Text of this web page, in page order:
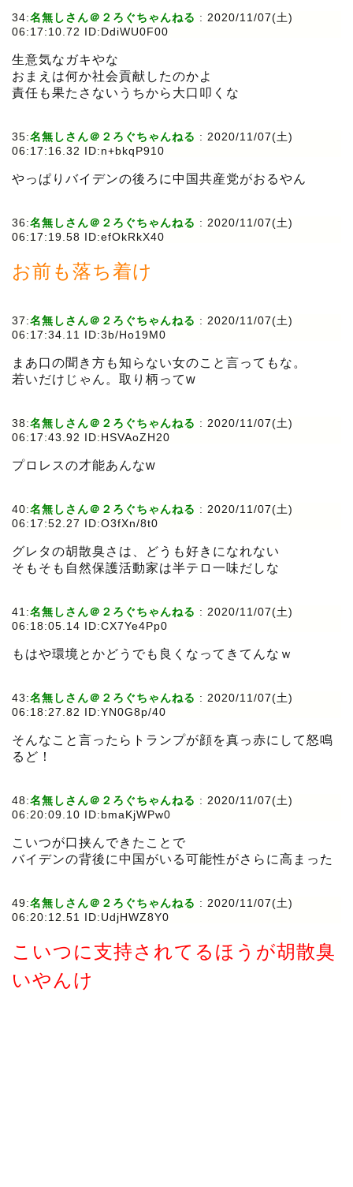
34:名無しさん＠２ろぐちゃんねる : 2020/11/07(土)
06:17:10.72 ID:DdiWU0F00
生意気なガキやな
おまえは何か社会貢献したのかよ
責任も果たさないうちから大口叩くな
35:名無しさん＠２ろぐちゃんねる : 2020/11/07(土)
06:17:16.32 ID:n+bkqP910
やっぱりバイデンの後ろに中国共産党がおるやん
36:名無しさん＠２ろぐちゃんねる : 2020/11/07(土)
06:17:19.58 ID:efOkRkX40
お前も落ち着け
37:名無しさん＠２ろぐちゃんねる : 2020/11/07(土)
06:17:34.11 ID:3b/Ho19M0
まあ口の聞き方も知らない女のこと言ってもな。
若いだけじゃん。取り柄ってw
38:名無しさん＠２ろぐちゃんねる : 2020/11/07(土)
06:17:43.92 ID:HSVAoZH20
プロレスの才能あんなw
40:名無しさん＠２ろぐちゃんねる : 2020/11/07(土)
06:17:52.27 ID:O3fXn/8t0
グレタの胡散臭さは、どうも好きになれない
そもそも自然保護活動家は半テロ一味だしな
41:名無しさん＠２ろぐちゃんねる : 2020/11/07(土)
06:18:05.14 ID:CX7Ye4Pp0
もはや環境とかどうでも良くなってきてんなｗ
43:名無しさん＠２ろぐちゃんねる : 2020/11/07(土)
06:18:27.82 ID:YN0G8p/40
そんなこと言ったらトランプが顔を真っ赤にして怒鳴
るど！
48:名無しさん＠２ろぐちゃんねる : 2020/11/07(土)
06:20:09.10 ID:bmaKjWPw0
こいつが口挟んできたことで
バイデンの背後に中国がいる可能性がさらに高まった
49:名無しさん＠２ろぐちゃんねる : 2020/11/07(土)
06:20:12.51 ID:UdjHWZ8Y0
こいつに支持されてるほうが胡散臭
いやんけ